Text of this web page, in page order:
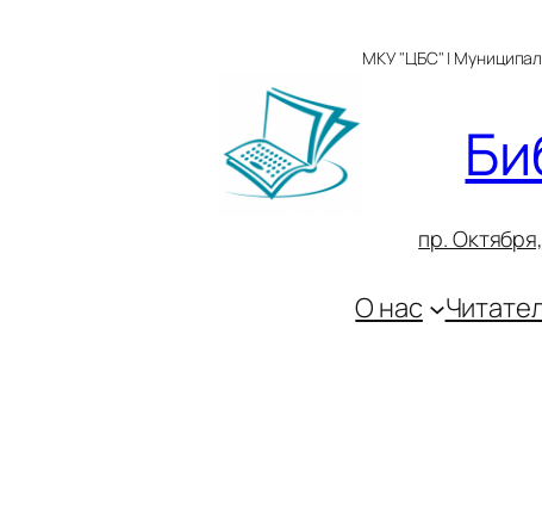
МКУ "ЦБС" |
пр.
О нас